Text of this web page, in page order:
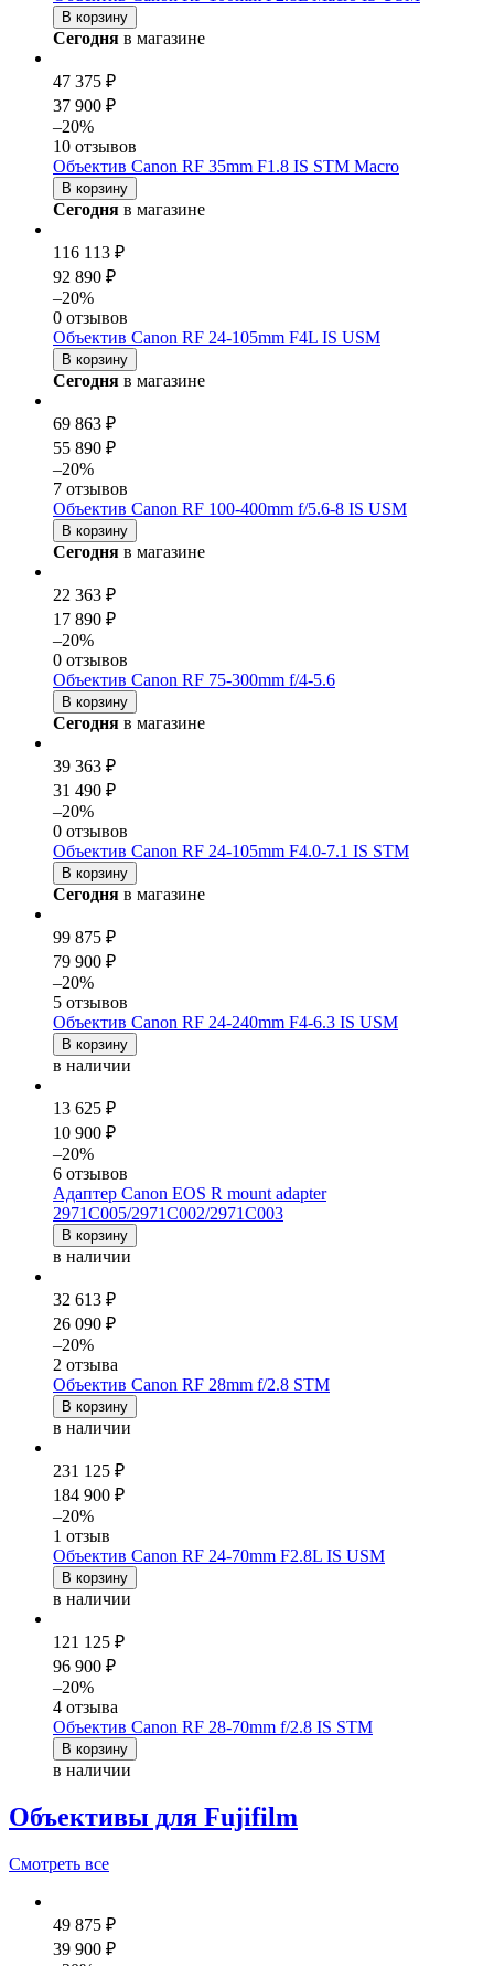
В корзину
Сегодня в магазине
47 375 ₽
37 900 ₽
–20%
10 отзывов
Объектив Canon RF 35mm F1.8 IS STM Macro
В корзину
Сегодня в магазине
116 113 ₽
92 890 ₽
–20%
0 отзывов
Объектив Canon RF 24-105mm F4L IS USM
В корзину
Сегодня в магазине
69 863 ₽
55 890 ₽
–20%
7 отзывов
Объектив Canon RF 100-400mm f/5.6-8 IS USM
В корзину
Сегодня в магазине
22 363 ₽
17 890 ₽
–20%
0 отзывов
Объектив Canon RF 75-300mm f/4-5.6
В корзину
Сегодня в магазине
39 363 ₽
31 490 ₽
–20%
0 отзывов
Объектив Canon RF 24-105mm F4.0-7.1 IS STM
В корзину
Сегодня в магазине
99 875 ₽
79 900 ₽
–20%
5 отзывов
Объектив Canon RF 24-240mm F4-6.3 IS USM
В корзину
в наличии
13 625 ₽
10 900 ₽
–20%
6 отзывов
Адаптер Canon EOS R mount adapter
2971C005/2971C002/2971C003
В корзину
в наличии
32 613 ₽
26 090 ₽
–20%
2 отзыва
Объектив Canon RF 28mm f/2.8 STM
В корзину
в наличии
231 125 ₽
184 900 ₽
–20%
1 отзыв
Объектив Canon RF 24-70mm F2.8L IS USM
В корзину
в наличии
121 125 ₽
96 900 ₽
–20%
4 отзыва
Объектив Canon RF 28-70mm f/2.8 IS STM
В корзину
в наличии
Объективы для Fujifilm
Смотреть все
49 875 ₽
39 900 ₽